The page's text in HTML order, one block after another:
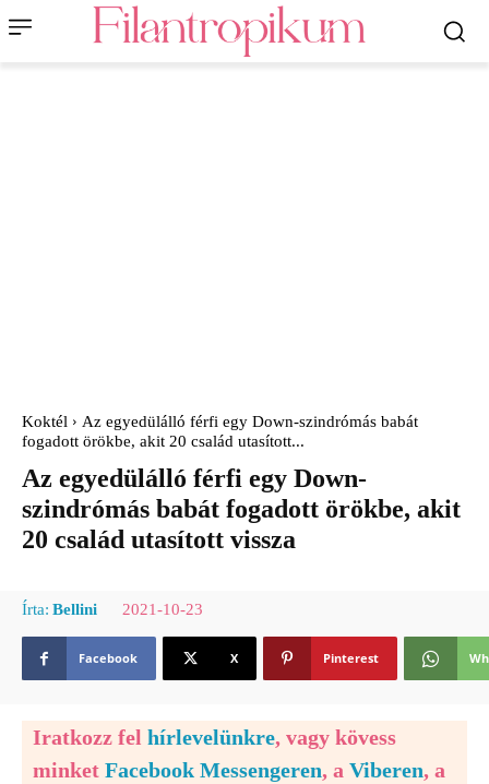
Koktél
Az egyedülálló férfi egy Down-szindrómás babát
fogadott örökbe, akit 20 család utasított...
Az egyedülálló férfi egy Down-
szindrómás babát fogadott örökbe, akit
20 család utasított vissza
Írta: Bellini 2021-10-23
Facebook X Pinterest
Iratkozz fel hírlevelünkre, vagy kövess
minket Facebook Messengeren, a Viberen, a